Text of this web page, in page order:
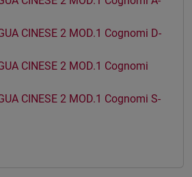
CINESE 2 MOD.1 Cognomi D-
CINESE 2 MOD.1 Cognomi
CINESE 2 MOD.1 Cognomi S-